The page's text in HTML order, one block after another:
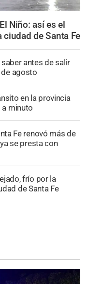
Niño: así es el
de Santa Fe
antes de salir
de agosto
en la provincia
a minuto
Fe renovó más de
se presta con
frío por la
de Santa Fe